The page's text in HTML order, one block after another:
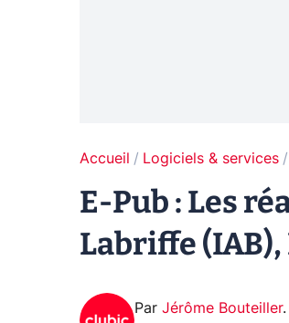
Accueil Logiciels & services
E-Pub : Les
Labriffe (IAB),
Par Jérôme Bouteiller.